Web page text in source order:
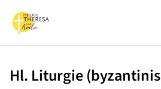
Hl. Liturgie